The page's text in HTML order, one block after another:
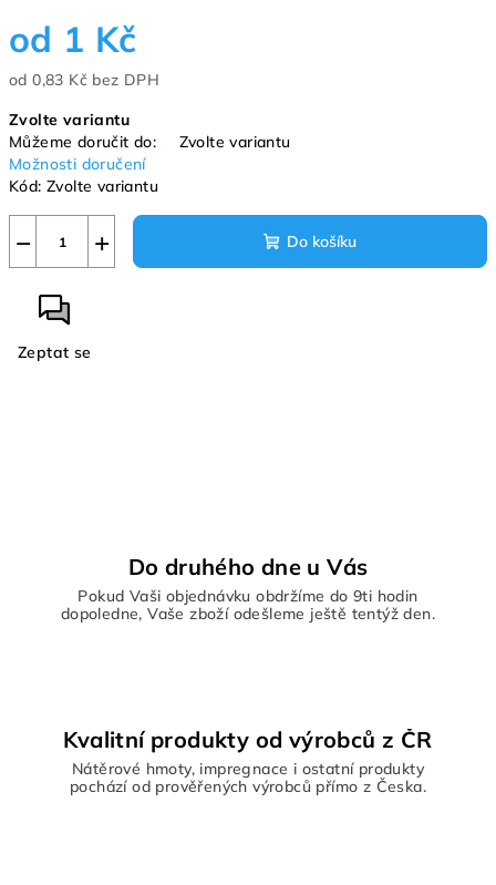
od 1 Kč
od0,83 Kč bez DPH
cena:
Zvolte variantu
Můžeme doručit do:
Zvolte variantu
Možnosti doručení
Kód: Zvolte variantu
+
− Do košíku
Zeptat se
Do druhého dne u Vás
Pokud Vaši objednávku obdržíme do 9ti hodin
dopoledne, Vaše zboží odešleme ještě tentýž den.
Kvalitní produkty od výrobců z ČR
Nátěrové hmoty, impregnace i ostatní produkty
pochází od prověřených výrobců přímo z Česka.